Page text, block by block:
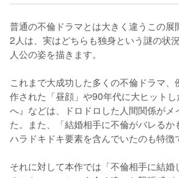
普通の不倫ドラマとは大きく違うこの展
2人は、実はどちらも独身という謎の状
人公の姿を描きます。
これまで大成功した多くの不倫ドラマ、
作された「昼顔」や90年代に大ヒット
へ』などは、ドロドロした人間関係がメ
た。また、「結婚相手に不倫がバレる
ハラドキドキ要素を含んでいたのも特徴
それに対して本作では「不倫相手に結婚